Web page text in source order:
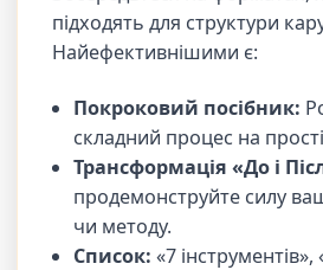
підходять для структури
Найефективнішими є:
Покроковий посібник:
складний процес на
Трансформація «До і
продемонструйте силу
чи методу.
Список: «7